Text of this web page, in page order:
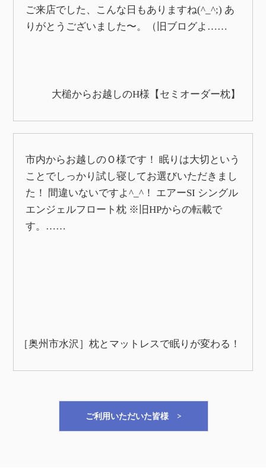
ご来店でした、こんな日もありますね(^_^;) あ
りがとうございました〜。（旧ブログよ……
大槌からお越しのH様【セミオーダー枕】
市内からお越しのＯ様です！ 眠りは大切という
ことでしっかり試し寝してお選びいただきまし
た！ 間違いないですよ^_^！ エアーSI シングル
エンジェルフロート枕 ※旧HPからの転載で
す。……
［奥州市水沢］枕とマットレスで眠りが変わる！
ご利用いただいた皆様 >